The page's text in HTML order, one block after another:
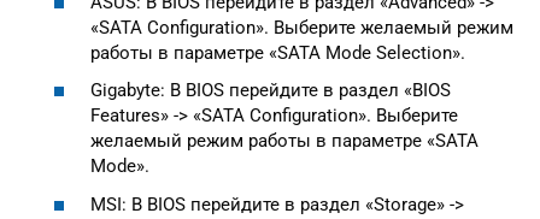
«SATA Configuration». Выберите желаемый режим
работы в параметре «SATA Mode Selection».
Gigabyte: В BIOS перейдите в раздел «BIOS
Features» -> «SATA Configuration». Выберите
желаемый режим работы в параметре «SATA
Mode».
MSI: В BIOS перейдите в раздел «Storage» ->